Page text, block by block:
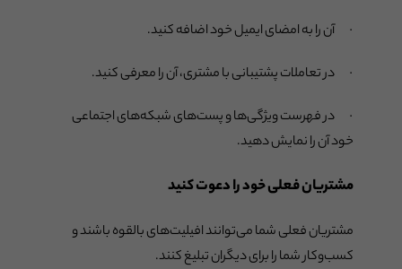
· آن را به امضای ایمیل خود اضافه کنید.
· در تعاملات پشتیبانی با مشتری، آن را معرفی کنید.
· در فهرست ویژگی‌ها و پست‌های شبکه‌های اجتماعی
خود آن را نمایش دهید.
مشتریان فعلی خود را دعوت کنید
مشتریان فعلی شما می‌توانند افیلیت‌های بالقوه باشند و
کسب‌وکار شما را برای دیگران تبلیغ کنند.